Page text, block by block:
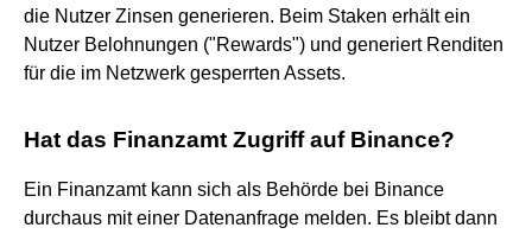
die Nutzer Zinsen generieren. Beim Staken erhält ein
Nutzer Belohnungen ("Rewards") und generiert Renditen
für die im Netzwerk gesperrten Assets.
Hat das Finanzamt Zugriff auf Binance?
Ein Finanzamt kann sich als Behörde bei Binance
durchaus mit einer Datenanfrage melden. Es bleibt dann